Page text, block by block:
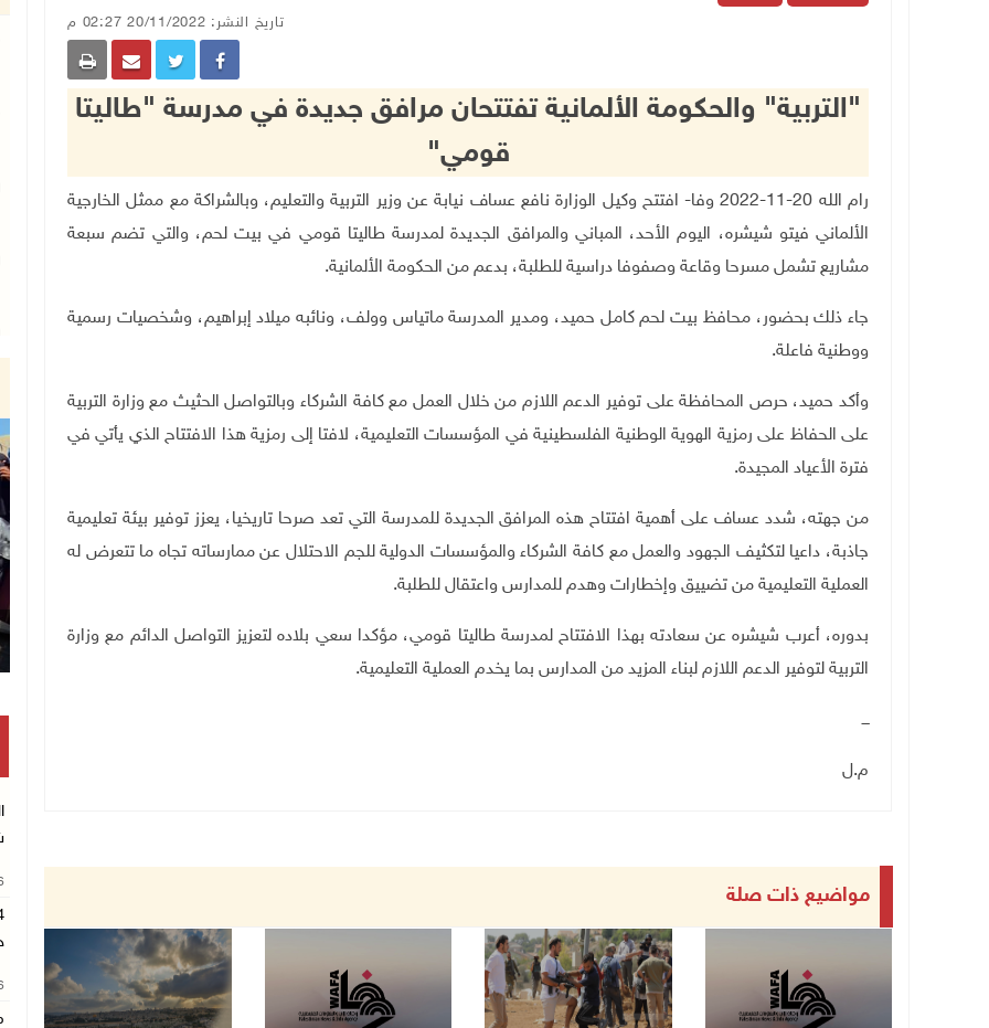
تاريخ النشر: 20/11/2022 02:27 م
"التربية" والحكومة الألمانية تفتتحان مرافق جديدة في مدرسة "طاليتا
قومي"
رام الله 20-11-2022 وفا- افتتح وكيل الوزارة نافع عساف نيابة عن وزير التربية والتعليم، وبالشراكة مع ممثل الخارجية
الألماني فيتو شيشره، اليوم الأحد، المباني والمرافق الجديدة لمدرسة طاليتا قومي في بيت لحم، والتي تضم سبعة
مشاريع تشمل مسرحا وقاعة وصفوفا دراسية للطلبة، بدعم من الحكومة الألمانية.
جاء ذلك بحضور، محافظ بيت لحم كامل حميد، ومدير المدرسة ماتياس وولف، ونائبه ميلاد إبراهيم، وشخصيات رسمية
ووطنية فاعلة.
وأكد حميد، حرص المحافظة على توفير الدعم اللازم من خلال العمل مع كافة الشركاء وبالتواصل الحثيث مع وزارة التربية
على الحفاظ على رمزية الهوية الوطنية الفلسطينية في المؤسسات التعليمية، لافتا إلى رمزية هذا الافتتاح الذي يأتي في
فترة الأعياد المجيدة.
من جهته، شدد عساف على أهمية افتتاح هذه المرافق الجديدة للمدرسة التي تعد صرحا تاريخيا، يعزز توفير بيئة تعليمية
جاذبة، داعيا لتكثيف الجهود والعمل مع كافة الشركاء والمؤسسات الدولية للجم الاحتلال عن ممارساته تجاه ما تتعرض له
العملية التعليمية من تضييق وإخطارات وهدم للمدارس واعتقال للطلبة.
بدوره، أعرب شيشره عن سعادته بهذا الافتتاح لمدرسة طاليتا قومي، مؤكدا سعي بلاده لتعزيز التواصل الدائم مع وزارة
التربية لتوفير الدعم اللازم لبناء المزيد من المدارس بما يخدم العملية التعليمية.
ـــ
م.ل
مواضيع ذات صلة